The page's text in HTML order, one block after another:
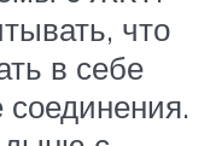
что
в себе